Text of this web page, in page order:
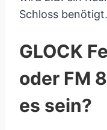
Schloss benötigt.
GLOCK
oder FM
es sein?